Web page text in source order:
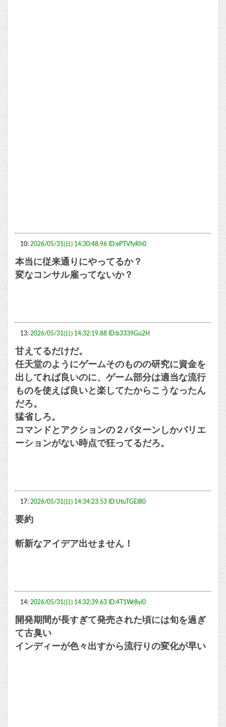
10: 2026/05/31(日) 14:30:48.96 ID:ePTVfyRh0
本当に従来通りにやってるか？
変なコンサル雇ってないか？
13: 2026/05/31(日) 14:32:19.88 ID:b3339Gu2H
甘えてるだけだ。
任天堂のようにゲームそのものの研究に資金を
出してれば良いのに、ゲーム部分は適当な流行
ものを使えば良いと楽してたからこうなったん
だろ。
猛省しろ。
コマンドとアクションの２パターンしかバリエ
ーションがない時点で狂ってるだろ。
17: 2026/05/31(日) 14:34:23.53 ID:UtuTGEI80
要約
斬新なアイデア出せません！
14: 2026/05/31(日) 14:32:39.63 ID:4T1Wr8yi0
開発期間が長すぎて発売された頃には旬を過ぎ
て古臭い
インディーが色々出すから流行りの変化が早い